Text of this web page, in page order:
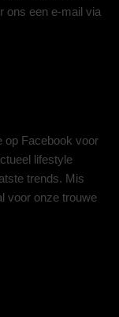
ons een e-mail via
op Facebook voor
lifestyle
trends. Mis
voor onze trouwe